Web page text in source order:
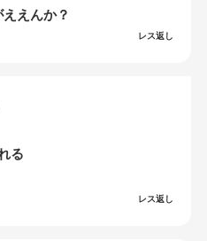
えんか？
レス返し
る
レス返し